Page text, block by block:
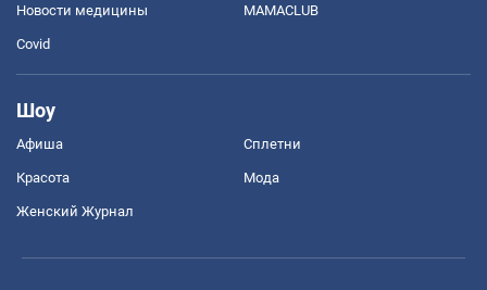
Новости медицины MAMACLUB
Covid
Шоу
Афиша Сплетни
Красота Мода
Женский Журнал